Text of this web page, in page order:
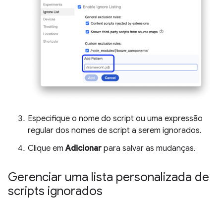
Especifique o nome do script ou uma expressão
regular dos nomes de script a serem ignorados.
Clique emAdicionar para salvar as mudanças.
Gerenciar uma lista personalizada de
scripts ignorados